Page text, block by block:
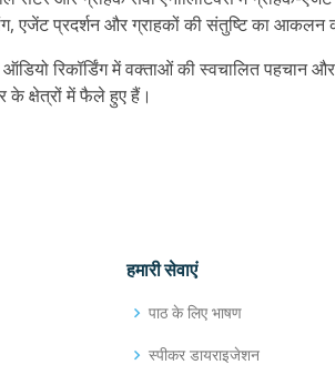
एजेंट प्रदर्शन और ग्राहकों की संतुष्टि का आकलन
रिकॉर्डिंग में वक्ताओं की स्वचालित
के क्षेत्रों में फैले हुए हैं।
हमारी सेवाएं
पाठ के लिए भाषण
स्पीकर डायराइजेशन